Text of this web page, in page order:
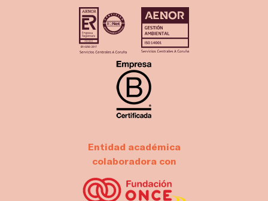
Entidad académica
colaboradora con